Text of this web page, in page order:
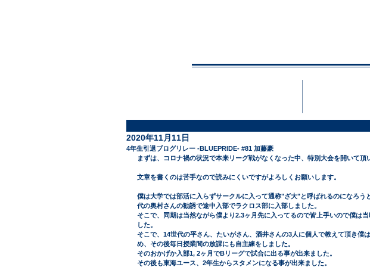
4年生引退ブログリレー -BLUEPRIDE- #81 加藤豪
2020年11月11日
まずは、コロナ禍の状況で本来リーグ戦がなくなった中、特別大会を開いて頂
文章を書くのは苦手なので読みにくいですがよろしくお願いします。
僕は大学では部活に入らずサークルに入って通称"ざ大"と呼ばれるのになろ
代の奥村さんの勧誘で途中入部でラクロス部に入部しました。
そこで、同期は当然ながら僕より2.3ヶ月先に入ってるので皆上手いので僕は
した。
そこで、14世代の平さん、たいがさん、酒井さんの3人に個人で教えて頂き僕
め、その後毎日授業間の放課にも自主練をしました。
そのおかげか入部1, 2ヶ月でBリーグで試合に出る事が出来ました。
その後も東海ユース、2年生からスタメンになる事が出来ました。